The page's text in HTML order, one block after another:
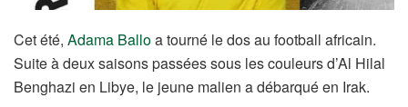
Cet été, Adama Balloa tourné le dos au football africain.
Suite à deux saisons passées sous les couleurs d’Al Hilal
Benghazi en Libye, le jeune malien a débarqué en Irak.